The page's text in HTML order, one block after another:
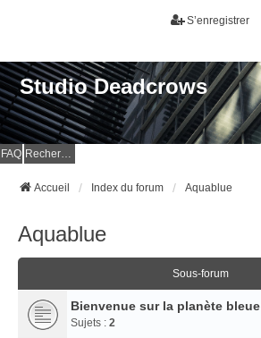
S’enregistrer
Studio Deadcrows
FAQ Rechercher
Accueil Index du forum Aquablue
Aquablue
Sous-forum
Bienvenue sur la planète bleue
Sujets : 2